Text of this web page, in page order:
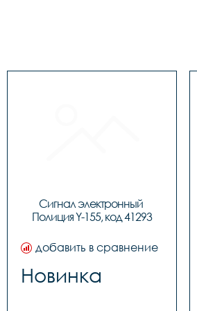
Сигнал электронный
Полиция Y-155, код 41293
добавить в сравнение
Новинка